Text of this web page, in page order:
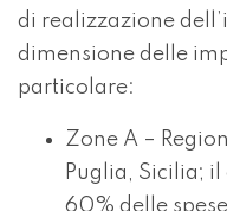
di realizzazione
dimensione delle
particolare:
Zone A –
Puglia, Sicilia;
60% delle